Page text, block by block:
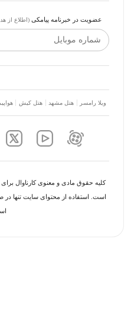
عضویت در خبرنامه پیامکی (اطلاع از
شماره موبایل
ویلا رامسر هتل مشهد هتل کیش
کلیه حقوق مادی و معنوی کارناوال
است. استفاده از محتوای سایت تنها